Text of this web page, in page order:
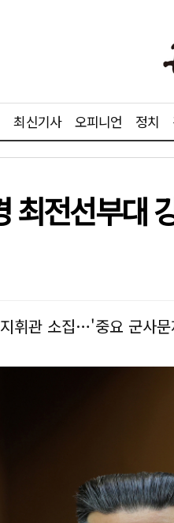
최신기사 오피니언 정치
최전선부대
휘관 소집…'중요 군사